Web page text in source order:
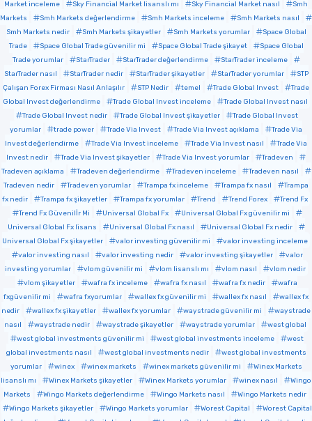
Market inceleme
Sky Financial Market lisanslı mı Sky Financial Market nasıl
Smh
Markets
Smh Markets değerlendirme Smh Markets inceleme
Smh Markets nasıl
Smh Markets nedir
Smh Markets şikayetler Smh Markets yorumlar
Space Global
Trade
Space Global Trade güvenilir mi Space Global Trade şikayet
Space Global
Trade yorumlar
StarTrader StarTrader değerlendirme
StarTrader inceleme
StarTrader nasıl
StarTrader nedir StarTrader şikayetler StarTrader yorumlar
STP
Çalışan Forex Firması Nasıl Anlaşılır
STP Nedir temel Trade Global Invest
Trade
Global Invest değerlendirme
Trade Global Invest inceleme
Trade Global Invest nasıl
Trade Global Invest nedir
Trade Global Invest şikayetler
Trade Global Invest
yorumlar
trade power Trade Via Invest Trade Via Invest açıklama
Trade Via
Invest değerlendirme
Trade Via Invest inceleme Trade Via Invest nasıl
Trade Via
Invest nedir
Trade Via Invest şikayetler Trade Via Invest yorumlar
Tradeven
Tradeven açıklama
Tradeven değerlendirme Tradeven inceleme
Tradeven nasıl
Tradeven nedir
Tradeven yorumlar Trampa fx inceleme Trampa fx nasıl
Trampa
fx nedir
Trampa fx şikayetler Trampa fx yorumlar Trend Trend Forex
Trend Fx
Trend Fx Güvenilİr Mi
Universal Global Fx
Universal Global Fx güvenilir mi
Universal Global Fx lisans
Universal Global Fx nasıl
Universal Global Fx nedir
Universal Global Fx şikayetler
valor investing güvenilir mi
valor investing inceleme
valor investing nasıl
valor investing nedir valor investing şikayetler
valor
investing yorumlar
vlom güvenilir mi vlom lisanslı mı vlom nasıl
vlom nedir
vlom şikayetler
wafra fx inceleme wafra fx nasıl wafra fx nedir
wafra
fxgüvenilir mi
wafra fxyorumlar wallex fx güvenilir mi wallex fx nasıl
wallex fx
nedir
wallex fx şikayetler wallex fx yorumlar waystrade güvenilir mi
waystrade
nasıl
waystrade nedir waystrade şikayetler waystrade yorumlar
west global
west global investments güvenilir mi
west global investments inceleme
west
global investments nasıl
west global investments nedir
west global investments
yorumlar
winex winex markets winex markets güvenilir mi
Winex Markets
lisanslı mı
Winex Markets şikayetler Winex Markets yorumlar winex nasıl
Wingo
Markets
Wingo Markets değerlendirme Wingo Markets nasıl
Wingo Markets nedir
Wingo Markets şikayetler
Wingo Markets yorumlar Worest Capital
Worest Capital